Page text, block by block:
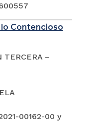
Contencioso
TERCERA –
00162-00 y